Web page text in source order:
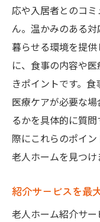
応や入居者とのコ
ん。温かみのある
暮らせる環境を提
に、食事の内容や
きポイントです。食
医療ケアが必要な
るかを具体的に質
際にこれらのポイ
老人ホームを見つけ
紹介サービスを最
老人ホーム紹介サ